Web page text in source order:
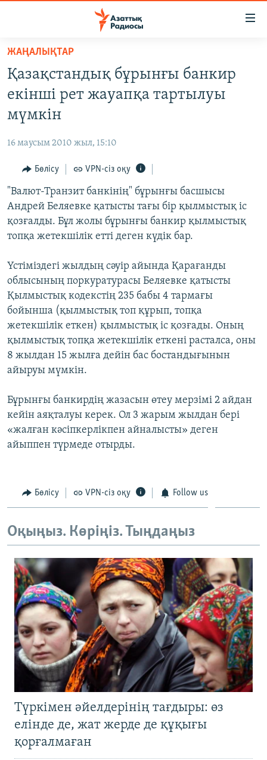
Skip
main
content
to
main
Navigation
Search
САЯСАТ
AZATTYQTV
АДАМ ҚҰҚЫҚТАРЫ
ӘЛЕУМЕТ
ӘЛЕМ
АРНАЙЫ ЖОБАЛАР
ЖАЗЫЛЫҢЫЗ
ЖАҢАЛЫҚТАР
Қазақстандық бұрынғы банкир
екінші рет жауапқа тартылуы
мүмкін
16 маусым 2010 жыл, 15:10
Бөлісу VPN-сіз оқу
"Валют-Транзит банкінің" бұрынғы басшысы
Андрей Беляевке қатысты тағы бір қылмыстық іс
қозғалды. Бұл жолы бұрынғы банкир қылмыстық
топқа жетекшілік етті деген күдік бар.
Үстіміздегі жылдың сәуір айында Қарағанды
облысының поркуратурасы Беляевке қатысты
Қылмыстық кодекстің 235 бабы 4 тармағы
бойынша (қылмыстық топ құрып, топқа
жетекшілік еткен) қылмыстық іс қозғады. Оның
қылмыстық топқа жетекшілік еткені расталса, оны
8 жылдан 15 жылға дейін бас бостандығынын
айыруы мүмкін.
Бұрынғы банкирдің жазасын өтеу мерзімі 2 айдан
кейін аяқталуы керек. Ол 3 жарым жылдан бері
«жалған кәсіпкерлікпен айналысты» деген
айыппен түрмеде отырды.
Бөлісу VPN-сіз оқу Follow us
Оқыңыз. Көріңіз. Тыңдаңыз
Түркімен әйелдерінің тағдыры: өз
елінде де, жат жерде де құқығы
қорғалмаған